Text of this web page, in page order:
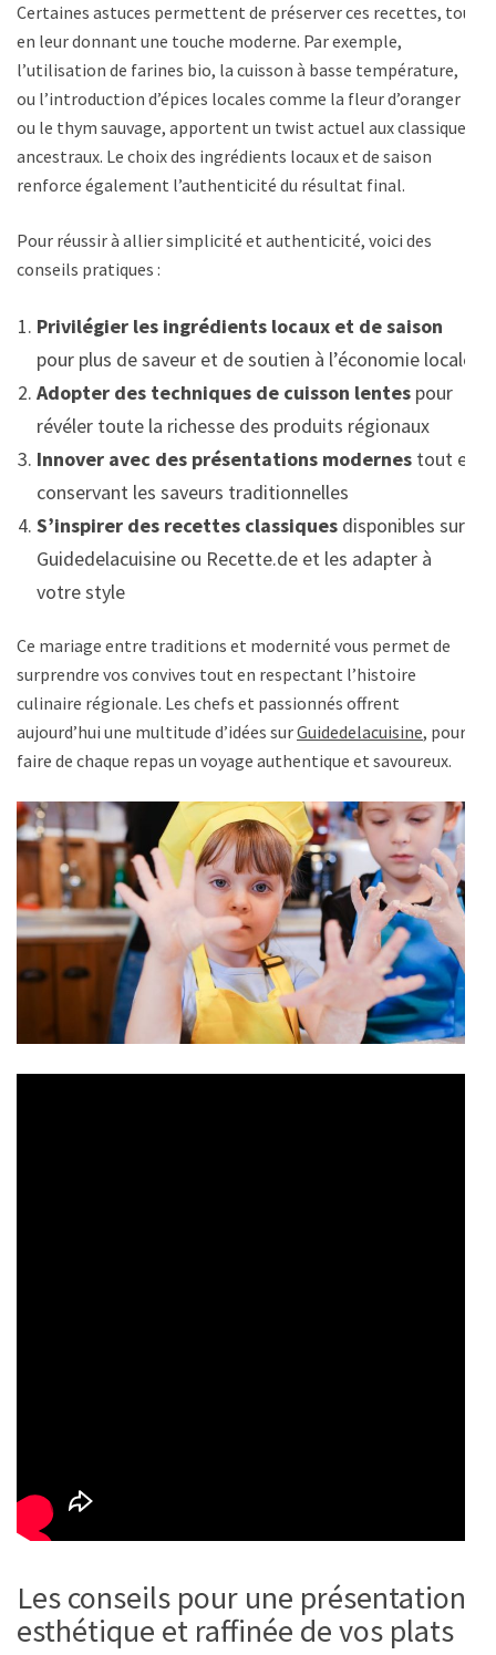
Certaines astuces permettent de préserver ces recettes, tout
en leur donnant une touche moderne. Par exemple,
l’utilisation de farines bio, la cuisson à basse température,
ou l’introduction d’épices locales comme la fleur d’oranger
ou le thym sauvage, apportent un twist actuel aux classiques
ancestraux. Le choix des ingrédients locaux et de saison
renforce également l’authenticité du résultat final.
Pour réussir à allier simplicité et authenticité, voici des
conseils pratiques :
Privilégier les ingrédients locaux et de saison
pour plus de saveur et de soutien à l’économie locale
Adopter des techniques de cuisson lentes pour
révéler toute la richesse des produits régionaux
Innover avec des présentations modernes tout en
conservant les saveurs traditionnelles
S’inspirer des recettes classiques disponibles sur
Guidedelacuisine ou Recette.de et les adapter à
votre style
Ce mariage entre traditions et modernité vous permet de
surprendre vos convives tout en respectant l’histoire
culinaire régionale. Les chefs et passionnés offrent
aujourd’hui une multitude d’idées surGuidedelacuisine, pour
faire de chaque repas un voyage authentique et savoureux.
Les conseils pour une présentation
esthétique et raffinée de vos plats